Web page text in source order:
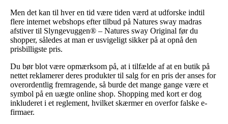
Men det kan til hver en tid være tiden værd at udforske indtil
flere internet webshops efter tilbud på Natures sway madras
afstiver til Slyngevuggen® – Natures sway Original før du
shopper, således at man er usvigeligt sikker på at opnå den
prisbilligste pris.
Du bør blot være opmærksom på, at i tilfælde af at en butik på
nettet reklamerer deres produkter til salg for en pris der anses for
overordentlig fremragende, så burde det mange gange være et
symbol på en uægte online shop. Shopping med kort er dog
inkluderet i et reglement, hvilket skærmer en overfor falske e-
firmaer.